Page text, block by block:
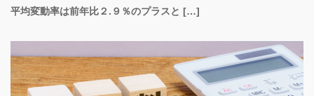
平均変動率は前年比２.９％のプラスと […]